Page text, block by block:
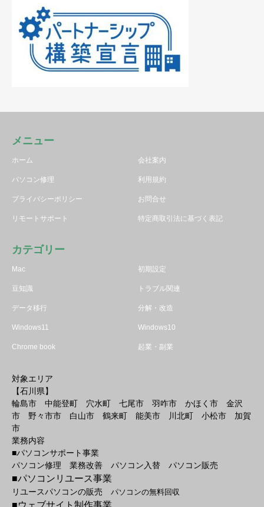
メニュー
ホーム 会社案内
パソコン修理 利用規約
プライバシーポリシー お問合せ
リモートサポート 特定商取引法に基づく表記
カテゴリー
Mac 初期設定
豆知識 トラブル関連
データ移行 分解・改造
Windows11 Windows10
Chrome book 起業・副業
対象エリア
【石川県】
輪島市 中能登町 穴水町 七尾市 羽咋市 かほく市 金沢
市 野々市市 白山市 鶴来町 能美市 川北町 小松市 加賀
市
業務内容
■パソコンサポート事業
パソコン修理 業務改善 パソコン入替 パソコン販売
■パソコンリユース事業
リユースパソコンの販売 パソコンの無料回収
■ウェブサイト制作事業